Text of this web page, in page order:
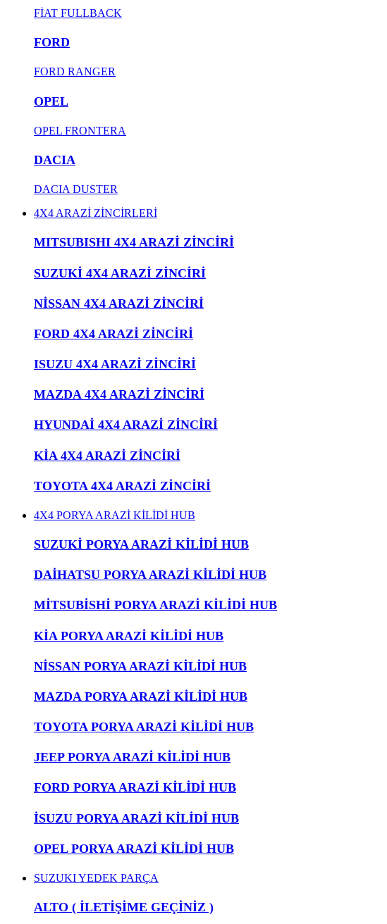
FİAT FULLBACK
FORD
FORD RANGER
OPEL
OPEL FRONTERA
DACIA
DACIA DUSTER
4X4 ARAZİ ZİNCİRLERİ
MITSUBISHI 4X4 ARAZİ ZİNCİRİ
SUZUKİ 4X4 ARAZİ ZİNCİRİ
NİSSAN 4X4 ARAZİ ZİNCİRİ
FORD 4X4 ARAZİ ZİNCİRİ
ISUZU 4X4 ARAZİ ZİNCİRİ
MAZDA 4X4 ARAZİ ZİNCİRİ
HYUNDAİ 4X4 ARAZİ ZİNCİRİ
KİA 4X4 ARAZİ ZİNCİRİ
TOYOTA 4X4 ARAZİ ZİNCİRİ
4X4 PORYA ARAZİ KİLİDİ HUB
SUZUKİ PORYA ARAZİ KİLİDİ HUB
DAİHATSU PORYA ARAZİ KİLİDİ HUB
MİTSUBİSHİ PORYA ARAZİ KİLİDİ HUB
KİA PORYA ARAZİ KİLİDİ HUB
NİSSAN PORYA ARAZİ KİLİDİ HUB
MAZDA PORYA ARAZİ KİLİDİ HUB
TOYOTA PORYA ARAZİ KİLİDİ HUB
JEEP PORYA ARAZİ KİLİDİ HUB
FORD PORYA ARAZİ KİLİDİ HUB
İSUZU PORYA ARAZİ KİLİDİ HUB
OPEL PORYA ARAZİ KİLİDİ HUB
SUZUKI YEDEK PARÇA
ALTO ( İLETİŞİME GEÇİNİZ )